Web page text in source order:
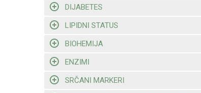
DIJABETES
LIPIDNI STATUS
BIOHEMIJA
ENZIMI
SRČANI MARKERI